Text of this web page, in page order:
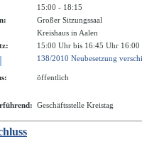
15:00 - 18:15
Großer Sitzungssaal
Kreishaus in Aalen
15:00 Uhr bis 16:45 Uhr
138/2010 Neubesetzung
öffentlich
Geschäftsstelle Kreistag